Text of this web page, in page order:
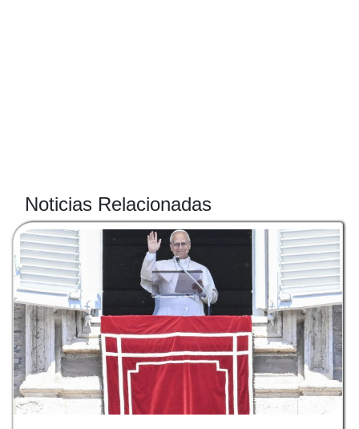
Noticias Relacionadas